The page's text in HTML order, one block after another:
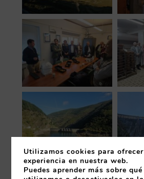
Utilizamos cookies para
experiencia en nuestra web.
Puedes aprender más sobre